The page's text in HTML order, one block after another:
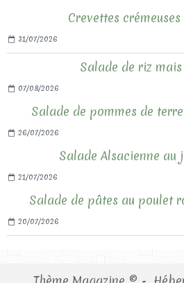
Crevettes
31/07/2026
Salade de riz
07/08/2026
Salade de pommes de
26/07/2026
Salade Alsacienne au
21/07/2026
Salade de pâtes au poulet
20/07/2026